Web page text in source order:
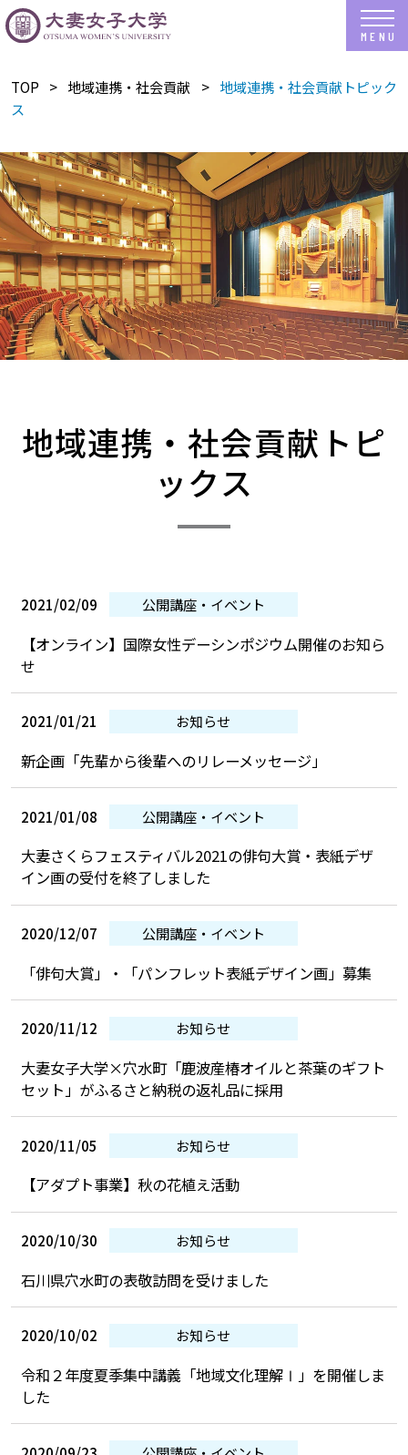
TOP 地域連携・社会貢献
地域連携・社会貢献トピック
ス
​地域連携・社会貢献トピ
ックス
2021/02/09 公開講座・イベント
【オンライン】国際女性デーシンポジウム開催のお知ら
せ
2021/01/21 お知らせ
新企画「先輩から後輩へのリレーメッセージ」
2021/01/08 公開講座・イベント
大妻さくらフェスティバル2021の俳句大賞・表紙デザ
イン画の受付を終了しました
2020/12/07 公開講座・イベント
「俳句大賞」・「パンフレット表紙デザイン画」募集
2020/11/12 お知らせ
大妻女子大学×穴水町「鹿波産椿オイルと茶葉のギフト
セット」がふるさと納税の返礼品に採用
2020/11/05 お知らせ
【アダプト事業】秋の花植え活動
2020/10/30 お知らせ
石川県穴水町の表敬訪問を受けました
2020/10/02 お知らせ
令和２年度夏季集中講義「地域文化理解Ⅰ」を開催しま
した